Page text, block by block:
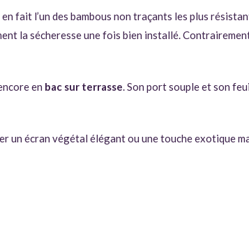
en fait l’un des bambous non traçants les plus
la sécheresse une fois bien installé.
en bac sur terrasse. Son port souple et son
écran végétal élégant ou une touche exotique